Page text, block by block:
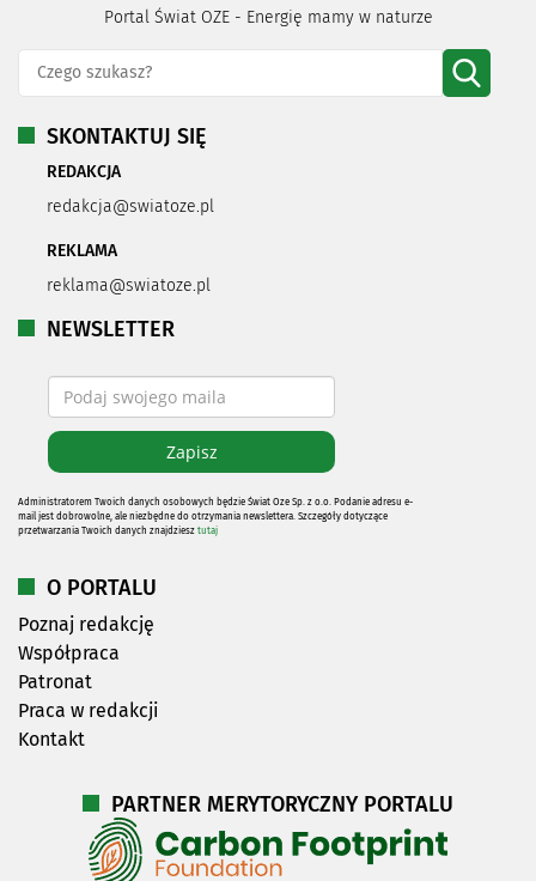
Portal Świat OZE - Energię mamy w naturze
SKONTAKTUJ SIĘ
REDAKCJA
redakcja@swiatoze.pl
REKLAMA
reklama@swiatoze.pl
NEWSLETTER
Administratorem Twoich danych osobowych będzie Świat Oze Sp. z o.o. Podanie adresu e-
mail jest dobrowolne, ale niezbędne do otrzymania newslettera. Szczegóły dotyczące
przetwarzania Twoich danych znajdziesz tutaj
O PORTALU
Poznaj redakcję
Współpraca
Patronat
Praca w redakcji
Kontakt
PARTNER MERYTORYCZNY PORTALU